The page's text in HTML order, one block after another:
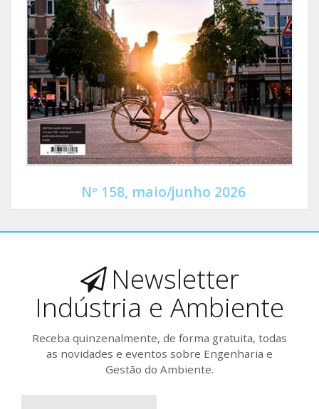
Nº 158, maio/junho 2026
Newsletter
Indústria e Ambiente
Receba quinzenalmente, de forma gratuita, todas
as novidades e eventos sobre Engenharia e
Gestão do Ambiente.